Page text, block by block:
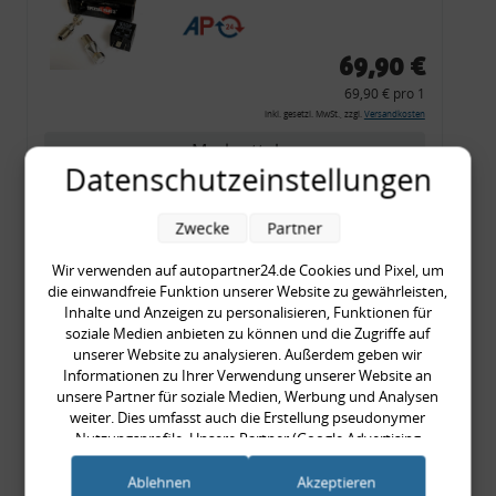
CF 14
69,90 €
69,90 € pro 1
inkl. gesetzl. MwSt., zzgl. Versandkosten
Merkzettel
Zum Artikel
Rückleuchtenband mit
Blinker, rot, US-Ecken,
Audi 80 Cabrio, Typ 89,
OE-Nr.: 8G0945225 +
8G0945225C
999,99 €
999,99 € pro 1
Datenschutzeinstellungen
Wir verwenden auf autopartner24.de Cookies und Pixel, um
die einwandfreie Funktion unserer Website zu gewährleisten,
Inhalte und Anzeigen zu personalisieren, Funktionen für
soziale Medien anbieten zu können und die Zugriffe auf
unserer Website zu analysieren. Außerdem geben wir
Informationen zu Ihrer Verwendung unserer Website an
unsere Partner für soziale Medien, Werbung und Analysen
weiter. Dies umfasst auch die Erstellung pseudonymer
Nutzungsprofile. Unsere Partner (Google Advertising
Products) führen diese Informationen möglicherweise mit
weiteren Daten zusammen, die Sie ihnen bereitgestellt haben
Zwecke Partner
Ablehnen Akzeptieren